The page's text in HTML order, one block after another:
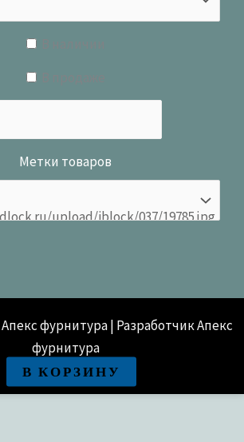
Метки товаров
фурнитура | Разработчик Апекс
фурнитура
В КОРЗИНУ